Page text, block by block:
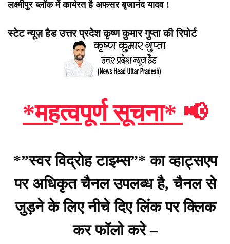
लक्ष्मीपुर ब्लॉक में कार्यरत है अफसर बृजानंद यादव !
स्टेट न्यूज़ हैड उत्तर प्रदेश कृष्ण कुमार गुप्ता की रिपोर्ट
*महत्वपूर्ण सूचना* 📢
*”स्वर विद्रोह टाइम्स”* का व्हाट्सएप
पर अधिकृत चैनल उपलब्ध है, चैनल से
जुड़ने के लिए नीचे दिए लिंक पर क्लिक
कर फॉलो करे –